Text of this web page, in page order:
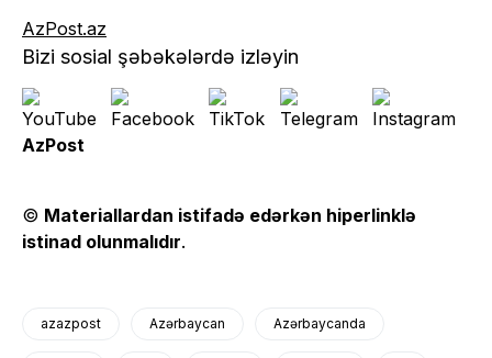
AzPost.az
Bizi sosial şəbəkələrdə izləyin
AzPost
© Materiallardan istifadə edərkən hiperlinklə
istinad olunmalıdır.
azazpost Azərbaycan Azərbaycanda